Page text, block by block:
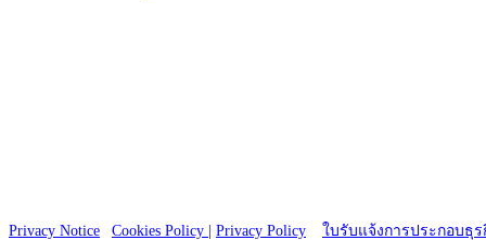
Privacy Notice
Cookies Policy | Privacy Policy ใบรับแจ้งการประกอบธุ